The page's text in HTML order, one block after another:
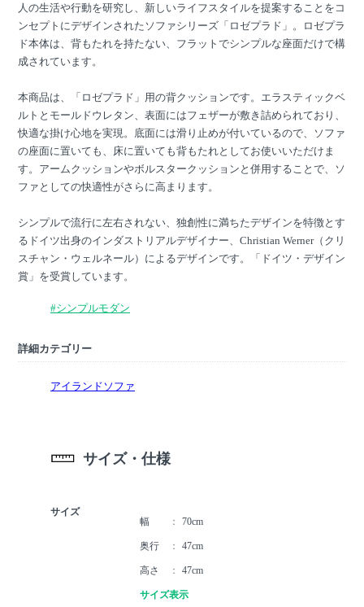
人の生活や行動を研究し、新しいライフスタイルを提案することをコ
ンセプトにデザインされたソファシリーズ「ロゼプラド」。ロゼプラ
ド本体は、背もたれを持たない、フラットでシンプルな座面だけで構
成されています。
本商品は、「ロゼプラド」用の背クッションです。エラスティックベ
ルトとモールドウレタン、表面にはフェザーが敷き詰められており、
快適な掛け心地を実現。底面には滑り止めが付いているので、ソファ
の座面に置いても、床に置いても背もたれとしてお使いいただけま
す。アームクッションやボルスタークッションと併用することで、ソ
ファとしての快適性がさらに高まります。
シンプルで流行に左右されない、独創性に満ちたデザインを特徴とす
るドイツ出身のインダストリアルデザイナー、Christian Werner（クリ
スチャン・ウェルネール）によるデザインです。「ドイツ・デザイン
賞」を受賞しています。
#シンプルモダン
詳細カテゴリー
アイランドソファ
サイズ・仕様
サイズ
幅
70cm
奥行 47cm
高さ 47cm
サイズ表示